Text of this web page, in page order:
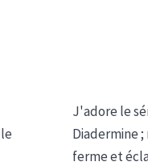
J'adore le
Diadermine
ferme et